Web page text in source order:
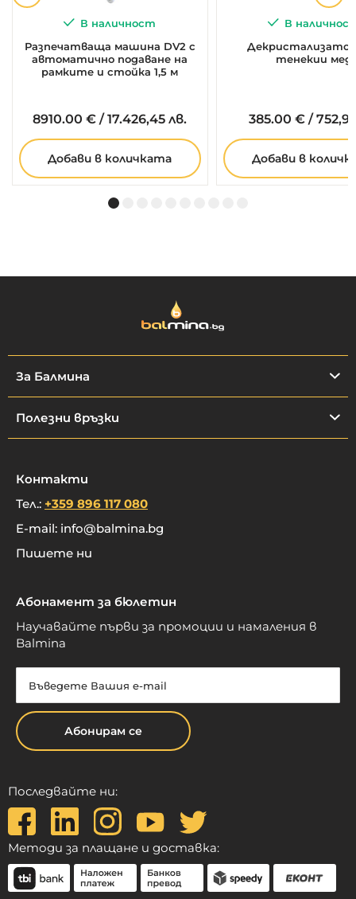
В наличност
Разпечатваща машина DV2 с
автоматично подаване на
рамките и стойка 1,5 м
8910.00 € /17.426,45 лв.
Добави в количката
В
Декристализатор
тенекии мед
385.00 € /
Добави в
За Балмина
Полезни връзки
Контакти
Тел.: +359 896 117 080
E-mail: info@balmina.bg
Пишете ни
Абонамент за бюлетин
Научавайте първи за промоции и намаления в
Balmina
Абонирам се
Последвайте ни:
Методи за плащане и доставка: